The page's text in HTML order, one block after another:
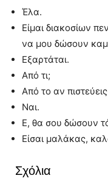
Έλα.
Είμαι διακοσίων
να μου δώσουν
Εξαρτάται.
Από τι;
Από το αν
Ναι.
Ε, θα σου δώσουν
Είσαι μαλάκας,
Σχόλια